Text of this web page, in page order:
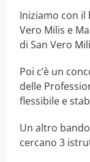
Iniziamo con il
Vero Milis e
di San Vero
Poi c’è un
delle
flessibile e
Un altro
cercano 3